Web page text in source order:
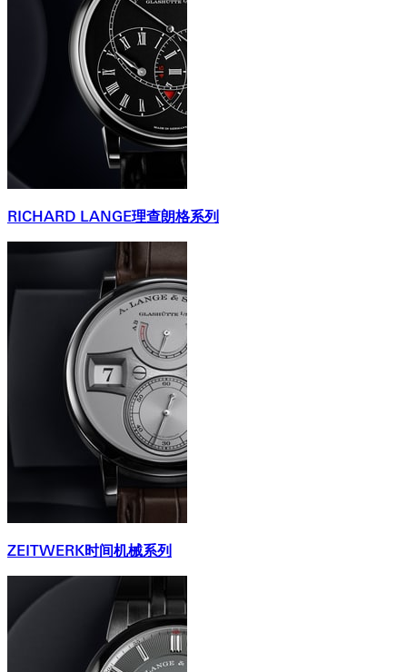
RICHARD LANGE理查朗格系列
ZEITWERK时间机械系列